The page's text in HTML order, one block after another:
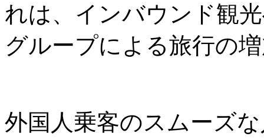
れは、インバウンド観
グループによる旅行の
外国人乗客のスムーズ